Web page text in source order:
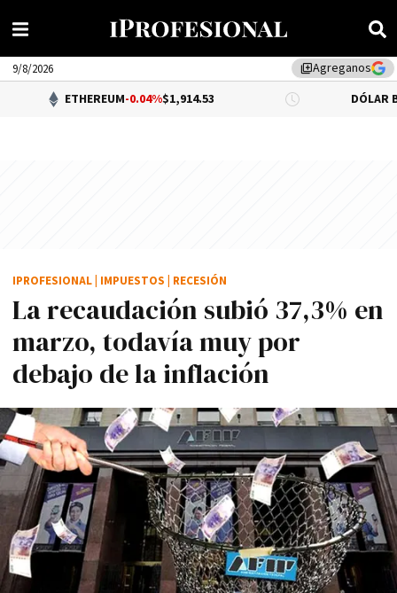
library_addAgreganos
9/8/2026
-0.04%$1,914.53 DÓLAR BNA
La recaudación subió 37,3% en
marzo, todavía muy por
debajo de la inflación
IPROFESIONAL IMPUESTOS RECESIÓN